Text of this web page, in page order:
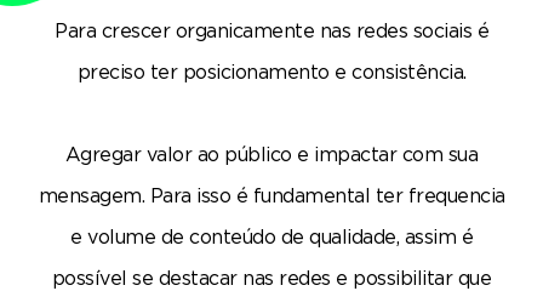
Para crescer organicamente nas redes sociais é
preciso ter posicionamento e consistência.
Agregar valor ao público e impactar com sua
mensagem. Para isso é fundamental ter frequencia
e volume de conteúdo de qualidade, assim é
possível se destacar nas redes e possibilitar que